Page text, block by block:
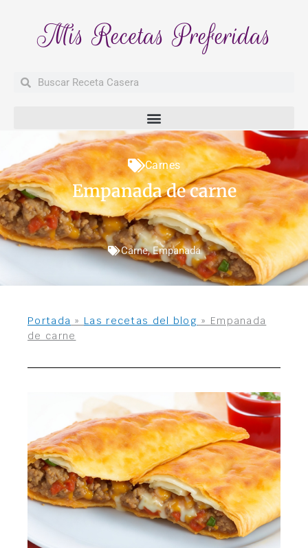
Mis Recetas Preferidas
BuscarBuscar
Carnes
Empanada de carne
Carne,Empanada
Portada » Las recetas del blog » Empanada
de carne